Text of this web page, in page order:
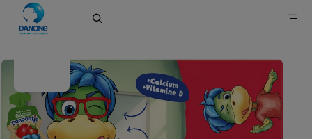
Home
Merken
Zuivel- en plantaardige alternatieven
Danoontje